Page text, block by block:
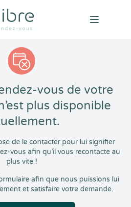
Open
vous de votre
plus disponible
de le contacter pour lui signifier
vous afin qu’il vous recontacte au
plus vite !
afin que nous puissions lui
et satisfaire votre demande.